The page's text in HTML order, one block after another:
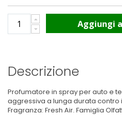
Aggiungi
Descrizione
Profumatore in spray per auto e
aggressiva a lunga durata contro
Fragranza: Fresh Air. Famiglia